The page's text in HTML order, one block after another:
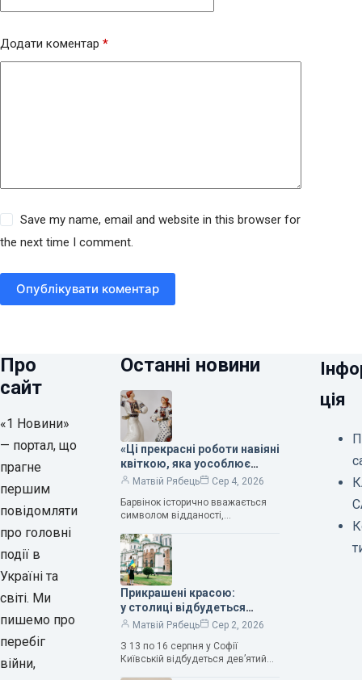
Додати коментар *
Save my name, email and website in this browser for
the next time I comment.
Опублікувати коментар
Про
сайт
«1 Новини»
— портал, що
прагне
першим
повідомляти
про головні
події в
Україні та
світі. Ми
пишемо про
перебіг
війни,
Останні новини
«Ці прекрасні роботи навіяні
квіткою, яка уособлює
нескінченне кохання», —
Людмила Карпінська-
Романюк
Матвій Рябець
Сер 4, 2026
Барвінок історично вважається
символом відданості,
та тривалого подружнього союзу.
Саме тому ця рослина надихала і
продовжує надихати митців на
Прикрашені красою:
у столиці відбудеться
дев’ятий фестиваль
Матвій Рябець
Сер 2, 2026
З 13 по 16 серпня у Софії
Київській відбудеться дев’ятий
ція